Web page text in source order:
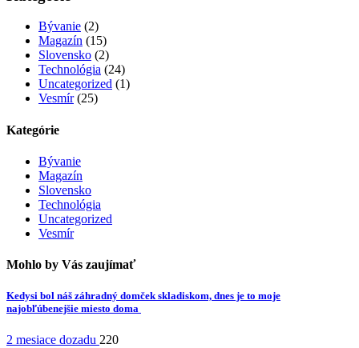
Bývanie (2)
Magazín (15)
Slovensko (2)
Technológia (24)
Uncategorized (1)
Vesmír(25)
Kategórie
Bývanie
Magazín
Slovensko
Technológia
Uncategorized
Vesmír
Mohlo by Vás zaujímať
Kedysi bol náš záhradný domček skladiskom, dnes je to moje
najobľúbenejšie miesto doma
2 mesiace dozadu 220